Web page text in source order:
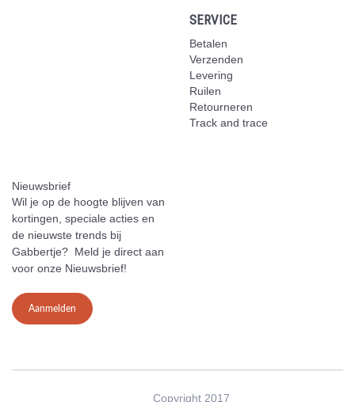
SERVICE
Betalen
Verzenden
Levering
Ruilen
Retourneren
Track and trace
Nieuwsbrief
Wil je op de hoogte blijven van
kortingen, speciale acties en
de nieuwste trends bij
Gabbertje? Meld je direct aan
voor onze Nieuwsbrief!
Aanmelden
Copyright 2017